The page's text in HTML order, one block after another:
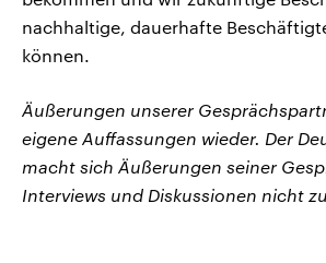
nachhaltige, dauerhafte
können.
Äußerungen unserer
eigene Auffassungen wieder. Der
macht sich Äußerungen seiner
Interviews und Diskussionen nicht